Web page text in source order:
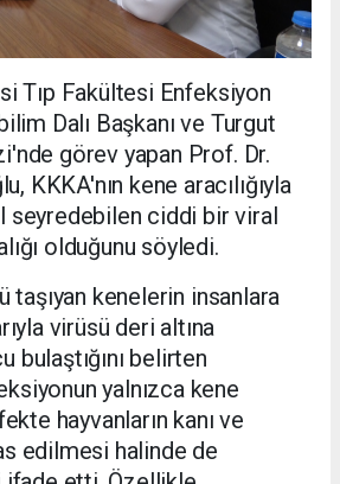
Tıp Fakültesi Enfeksiyon
Dalı Başkanı ve Turgut
görev yapan Prof. Dr.
KKKA'nın kene aracılığıyla
seyredebilen ciddi bir viral
olduğunu söyledi.
taşıyan kenelerin insanlara
virüsü deri altına
bulaştığını belirten
yalnızca kene
hayvanların kanı ve
edilmesi halinde de